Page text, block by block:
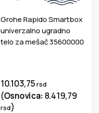
Grohe Rapido Smartbox
univerzalno ugradno
telo za mešač 35600000
10.103,75rsd
(Osnovica: 8.419,79
rsd)